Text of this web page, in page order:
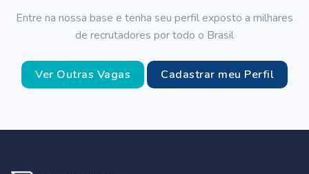
Entre na nossa base e tenha seu perfil exposto a milhares
de recrutadores por todo o Brasil
Ver Outras Vagas Cadastrar meu Perfil